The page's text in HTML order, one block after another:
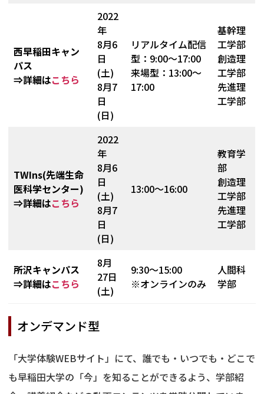
西早稲田キャン
パス
⇒詳細はこちら
2022
年
8月6
日
(土)
8月7
日
(日)
リアルタイム配信
型：9:00～17:00
来場型：13:00～
17:00
基幹理
工学部
創造理
工学部
先進理
工学部
TWIns(先端生命
医科学センター)
⇒詳細はこちら
2022
年
8月6
日
(土)
8月7
日
(日)
13:00～16:00
教育学
部
創造理
工学部
先進理
工学部
所沢キャンパス
⇒詳細はこちら
8月
27日
(土)
9:30～15:00
※オンラインのみ
人間科
学部
オンデマンド型
「大学体験WEBサイト」にて、誰でも・いつでも・どこで
も早稲田大学の「今」を知ることができるよう、学部紹